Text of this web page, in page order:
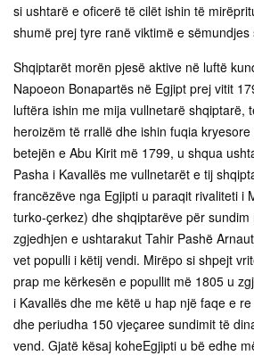
si ushtarë e oficerë të cilët ishin të
shumë prej tyre ranë viktimë e
Shqiptarët morën pjesë aktive në luftë
Napoeon Bonapartës në Egjipt prej vitit
luftëra ishin me mija vullnetarë shqiptarë,
heroizëm të rrallë dhe ishin fuqia
betejën e Abu Kirit më 1799, u shqua
Pasha i Kavallës me vullnetarët e tij
francëzëve nga Egjipti u paraqit rivaliteti i
turko-çerkez) dhe shqiptarëve për
zgjedhjen e ushtarakut Tahir Pashë
vet populli i këtij vendi. Mirëpo si shpejt
prap me kërkesën e popullit më 1805 u
i Kavallës dhe me këtë u hap një faqe e
dhe periudha 150 vjeçaree sundimit të
vend. Gjatë kësaj koheEgjipti u bë edhe